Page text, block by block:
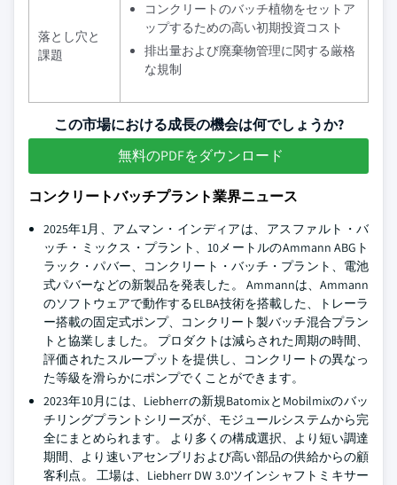
落とし穴と
課題
コンクリートのバッチ植物をセットア
ップするための高い初期投資コスト
排出量および廃棄物管理に関する厳格
な規制
この市場における成長の機会は何でしょうか?
無料のPDFをダウンロード
コンクリートバッチプラント業界ニュース
2025年1月、アムマン・インディアは、アスファルト・バ
ッチ・ミックス・プラント、10メートルのAmmann ABGト
ラック・パバー、コンクリート・バッチ・プラント、電池
式パバーなどの新製品を発表した。 Ammannは、Ammann
のソフトウェアで動作するELBA技術を搭載した、トレーラ
ー搭載の固定式ポンプ、コンクリート製バッチ混合プラン
トと協業しました。 プロダクトは減らされた周期の時間、
評価されたスループットを提供し、コンクリートの異なっ
た等級を滑らかにポンプでくことができます。
2023年10月には、Liebherrの新規BatomixとMobilmixのバッ
チリングプラントシリーズが、モジュールシステムから完
全にまとめられます。 より多くの構成選択、より短い調達
期間、より速いアセンブリおよび高い部品の供給からの顧
客利点。 工場は、Liebherr DW 3.0ツインシャフトミキサー